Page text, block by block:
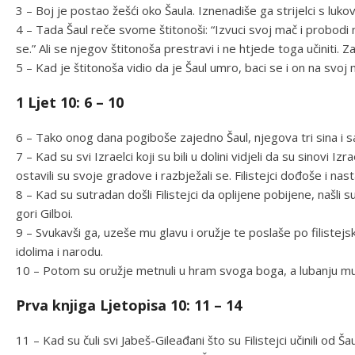
3 – Boj je postao žešći oko Šaula. Iznenadiše ga strijelci s
4 – Tada Šaul reče svome štitonoši: “Izvuci svoj mač i
se.” Ali se njegov štitonoša prestravi i ne htjede toga učiniti.
5 – Kad je štitonoša vidio da je Šaul umro, baci se i on na svoj
1 Ljet 10: 6 – 10
6 – Tako onog dana pogiboše zajedno Šaul, njegova tri sina i
7 – Kad su svi Izraelci koji su bili u dolini vidjeli da su sinovi
ostavili su svoje gradove i razbježali se. Filistejci dođoše i
8 – Kad su sutradan došli Filistejci da oplijene pobijene, našli
gori Gilboi.
9 – Svukavši ga, uzeše mu glavu i oružje te poslaše po
idolima i narodu.
10 – Potom su oružje metnuli u hram svoga boga, a lubanju
Prva knjiga Ljetopisa 10: 11 – 14
11 – Kad su čuli svi Jabeš-Gileađani što su Filistejci učinili od